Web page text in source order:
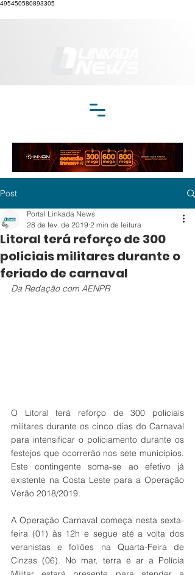
495450580893305
Post
Litoral terá reforço de 300
policiais militares durante o
feriado de carnaval
Portal Linkada News
28 de fev. de 2019 2 min de leitura
Da Redação com AENPR
O Litoral terá reforço de 300 policiais
militares durante os cinco dias do Carnaval
para intensificar o policiamento durante os
festejos que ocorrerão nos sete municípios.
Este contingente soma-se ao efetivo já
existente na Costa Leste para a Operação
Verão 2018/2019.
A Operação Carnaval começa nesta sexta-
feira (01) às 12h e segue até a volta dos
veranistas e foliões na Quarta-Feira de
Cinzas (06). No mar, terra e ar a Polícia